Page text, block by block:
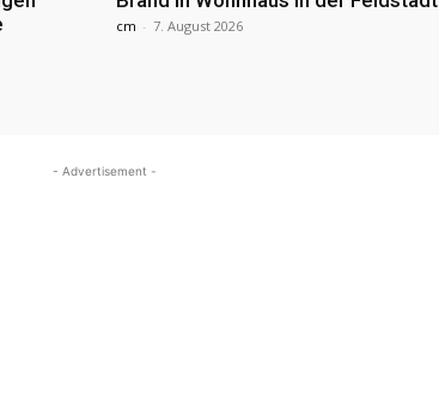
cm - 7. August 2026
- Advertisement -